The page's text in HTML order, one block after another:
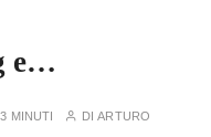
e…
3 MINUTI DIARTURO